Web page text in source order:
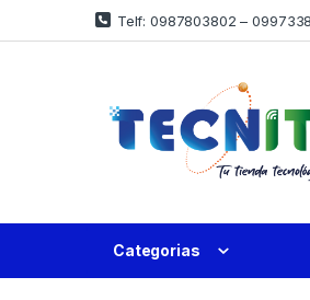
Telf: 0987803802 –
Categorias